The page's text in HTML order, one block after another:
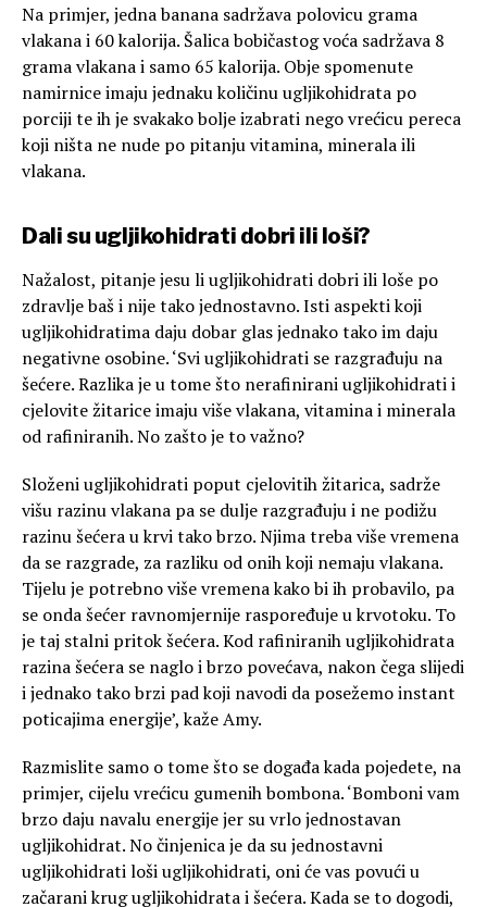
Na primjer, jedna banana sadržava polovicu grama
vlakana i 60 kalorija. Šalica bobičastog voća sadržava 8
grama vlakana i samo 65 kalorija. Obje spomenute
namirnice imaju jednaku količinu ugljikohidrata po
porciji te ih je svakako bolje izabrati nego vrećicu pereca
koji ništa ne nude po pitanju vitamina, minerala ili
vlakana.
Dali su ugljikohidrati dobri ili loši?
Nažalost, pitanje jesu li ugljikohidrati dobri ili loše po
zdravlje baš i nije tako jednostavno. Isti aspekti koji
ugljikohidratima daju dobar glas jednako tako im daju
negativne osobine. ‘Svi ugljikohidrati se razgrađuju na
šećere. Razlika je u tome što nerafinirani ugljikohidrati i
cjelovite žitarice imaju više vlakana, vitamina i minerala
od rafiniranih. No zašto je to važno?
Složeni ugljikohidrati poput cjelovitih žitarica, sadrže
višu razinu vlakana pa se dulje razgrađuju i ne podižu
razinu šećera u krvi tako brzo. Njima treba više vremena
da se razgrade, za razliku od onih koji nemaju vlakana.
Tijelu je potrebno više vremena kako bi ih probavilo, pa
se onda šećer ravnomjernije raspoređuje u krvotoku. To
je taj stalni pritok šećera. Kod rafiniranih ugljikohidrata
razina šećera se naglo i brzo povećava, nakon čega slijedi
i jednako tako brzi pad koji navodi da posežemo instant
poticajima energije’, kaže Amy.
Razmislite samo o tome što se događa kada pojedete, na
primjer, cijelu vrećicu gumenih bombona. ‘Bomboni vam
brzo daju navalu energije jer su vrlo jednostavan
ugljikohidrat. No činjenica je da su jednostavni
ugljikohidrati loši ugljikohidrati, oni će vas povući u
začarani krug ugljikohidrata i šećera. Kada se to dogodi,